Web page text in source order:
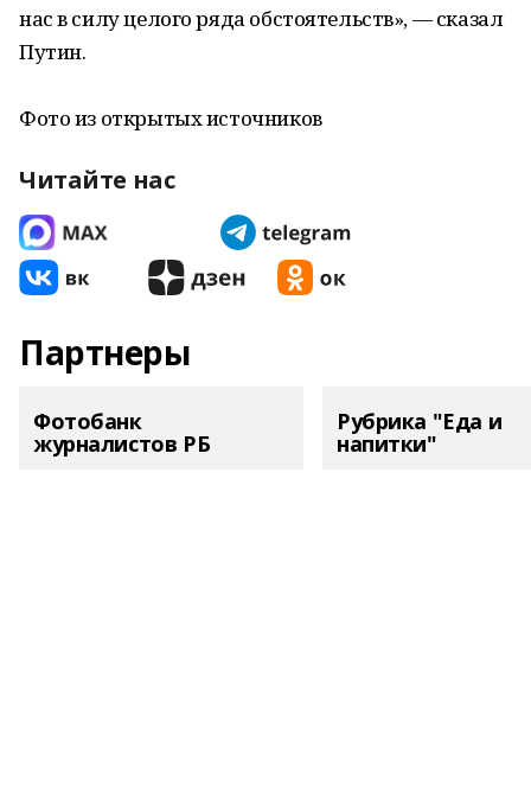
нас в силу целого ряда обстоятельств», — сказал
Путин.
Фото из открытых источников
Читайте нас
Партнеры
Фотобанк
журналистов РБ
Рубрика "Еда и
напитки"